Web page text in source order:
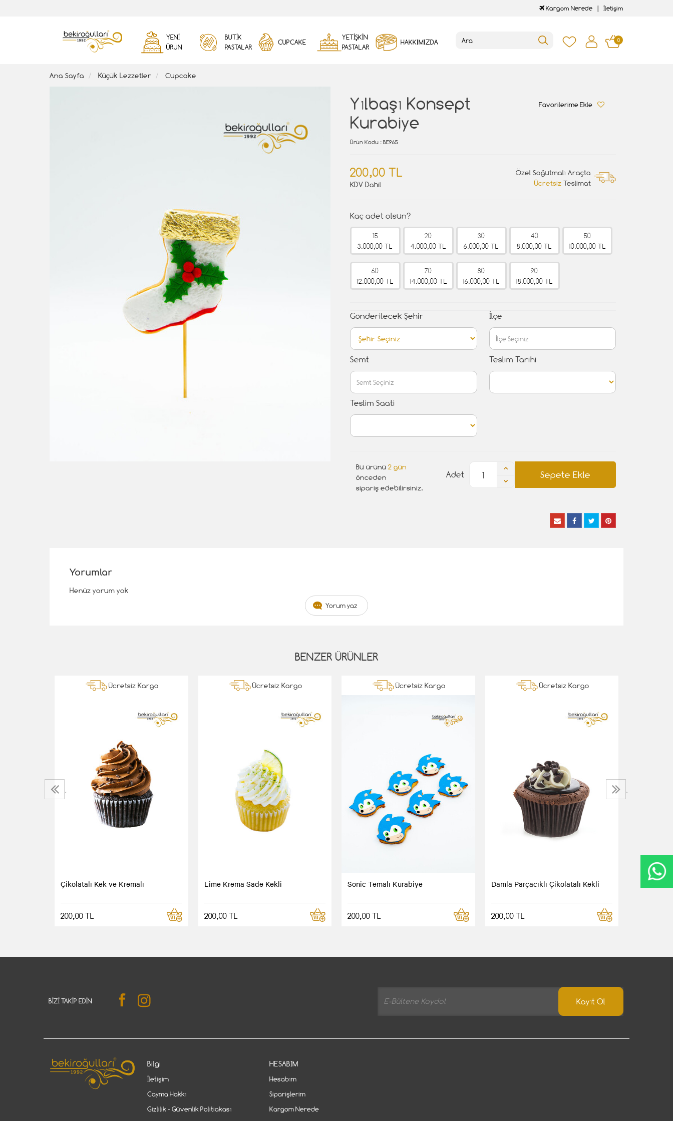
Kargom Nerede İletişim
YENI
ÜRÜN
BUTİK
PASTALAR
CUPCAKE
YETİŞKİN
PASTALAR
HAKKIMIZDA 0
Ana Sayfa Küçük Lezzetler Cupcake
Yılbaşı Konsept
Kurabiye
Favorilerime Ekle
Ürün Kodu : BE965
200,00 TL
KDV Dahil
Özel Soğutmalı Araçta
Ücretsiz Teslimat
Kaç adet olsun?
15
3.000,00 TL
20
4.000,00 TL
30
6.000,00 TL
40
8.000,00 TL
50
10.000,00 TL
60
12.000,00 TL
70
14.000,00 TL
80
16.000,00 TL
90
18.000,00 TL
Gönderilecek Şehir İlçe
Semt Teslim Tarihi
Teslim Saati
Bu ürünü 2 gün
önceden
sipariş edebilirsiniz.
Sepete Ekle
Adet
Yorumlar
Henüz yorum yok
Yorum yaz
BENZER ÜRÜNLER
Ücretsiz Kargo
Çikolatalı Kek ve Kremalı
200,00 TL
Ücretsiz Kargo
Lime Krema Sade Kekli
200,00 TL
Ücretsiz Kargo
Sonic Temalı Kurabiye
200,00 TL
Ücretsiz Kargo
Damla Parçacıklı Çikolatalı Kekli
200,00 TL
‹ ›
BIZI TAKIP EDIN Kayıt Ol
Bilgi
İletişim
Cayma Hakkı
Gizlilik - Güvenlik Politiakası
HESABIM
Hesabım
Siparişlerim
Kargom Nerede